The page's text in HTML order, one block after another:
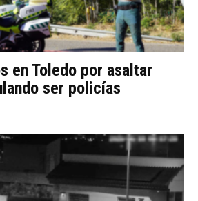
en Toledo por asaltar
ser policías